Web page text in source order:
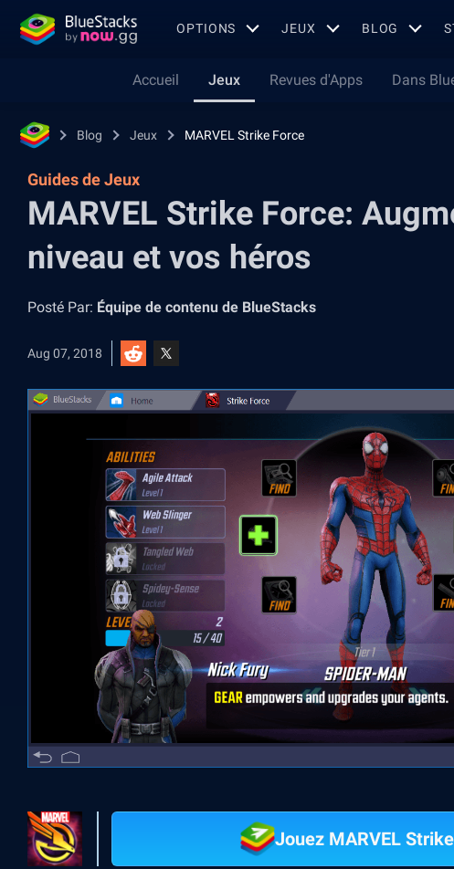
OPTIONS JEUX BLOG
Accueil Jeux Revues d'Apps Dans
Blog Jeux MARVEL Strike Force
Guides de Jeux
MARVEL Strike Force:
niveau et vos héros
Posté Par: Équipe de contenu de BlueStacks
Aug 07, 2018
Jouez MARVEL